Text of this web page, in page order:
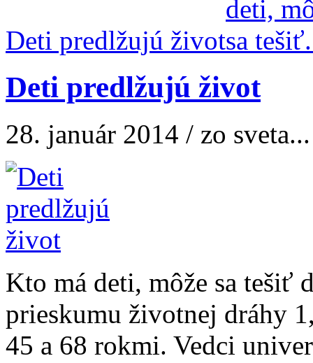
Deti predlžujú život
Deti predlžujú život
28. január 2014 / zo sveta...
Kto má deti, môže sa tešiť
prieskumu životnej dráhy
45 a 68 rokmi. Vedci